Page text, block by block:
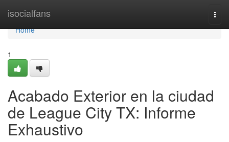
isocialfans
Home
Home
1
Acabado Exterior en la ciudad
de League City TX: Informe
Exhaustivo